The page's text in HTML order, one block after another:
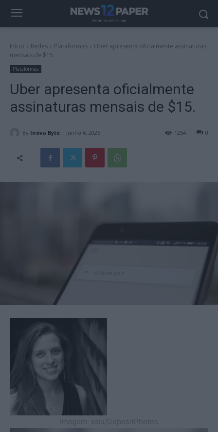
Início Redes Plataformas
Uber apresenta oficialmente assinaturas
mensais de $15.
Plataformas
Uber apresenta oficialmente
assinaturas mensais de $15.
By Inova Byte junho 6, 2025 0
1254